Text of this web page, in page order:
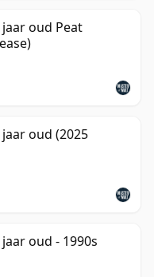
oud Peat
oud (2025
oud - 1990s